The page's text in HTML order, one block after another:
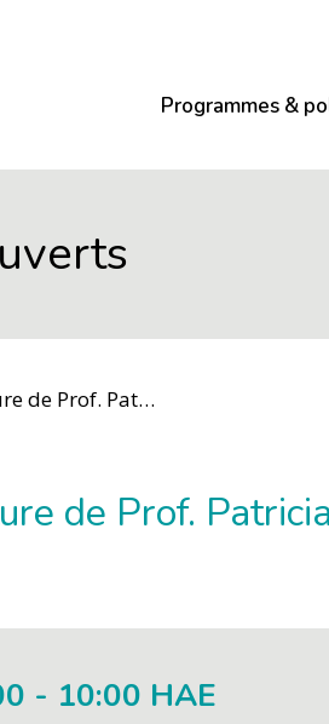
Programmes &
le GIEC et la justice climatique
de Prof.
- 10:00 HAE